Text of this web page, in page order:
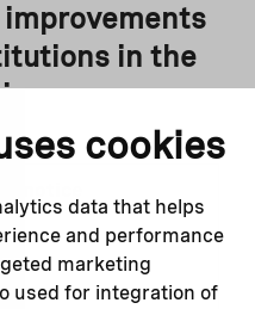
cookies
data that helps
and performance
marketing
used for integration of
in the